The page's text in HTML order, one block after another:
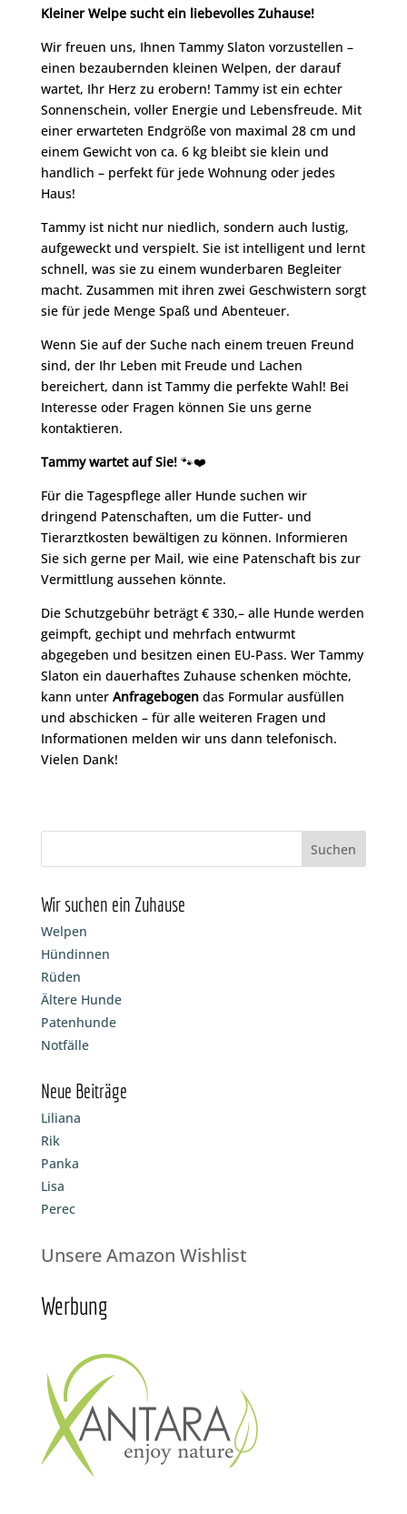
Kleiner Welpe sucht ein liebevolles Zuhause!
Wir freuen uns, Ihnen Tammy Slaton vorzustellen –
einen bezaubernden kleinen Welpen, der darauf
wartet, Ihr Herz zu erobern! Tammy ist ein echter
Sonnenschein, voller Energie und Lebensfreude. Mit
einer erwarteten Endgröße von maximal 28 cm und
einem Gewicht von ca. 6 kg bleibt sie klein und
handlich – perfekt für jede Wohnung oder jedes
Haus!
Tammy ist nicht nur niedlich, sondern auch lustig,
aufgeweckt und verspielt. Sie ist intelligent und lernt
schnell, was sie zu einem wunderbaren Begleiter
macht. Zusammen mit ihren zwei Geschwistern sorgt
sie für jede Menge Spaß und Abenteuer.
Wenn Sie auf der Suche nach einem treuen Freund
sind, der Ihr Leben mit Freude und Lachen
bereichert, dann ist Tammy die perfekte Wahl! Bei
Interesse oder Fragen können Sie uns gerne
kontaktieren.
Tammy wartet auf Sie!🐾❤️
Für die Tagespflege aller Hunde suchen wir
dringend Patenschaften, um die Futter- und
Tierarztkosten bewältigen zu können. Informieren
Sie sich gerne per Mail, wie eine Patenschaft bis zur
Vermittlung aussehen könnte.
Die Schutzgebühr beträgt € 330,– alle Hunde werden
geimpft, gechipt und mehrfach entwurmt
abgegeben und besitzen einen EU-Pass. Wer Tammy
Slaton ein dauerhaftes Zuhause schenken möchte,
kann unter Anfragebogendas Formular ausfüllen
und abschicken – für alle weiteren Fragen und
Informationen melden wir uns dann telefonisch.
Vielen Dank!
Wir suchen ein Zuhause
Welpen
Hündinnen
Rüden
Ältere Hunde
Patenhunde
Notfälle
Neue Beiträge
Liliana
Rik
Panka
Lisa
Perec
Unsere Amazon Wishlist
Werbung